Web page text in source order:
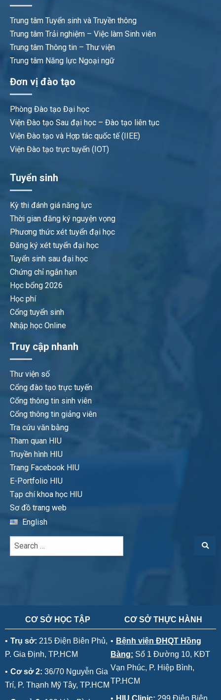
Trung tâm Tuyển sinh và Truyền thông
Trung tâm Trải nghiệm – Việc làm Sinh viên
Trung tâm Thông tin – Thư viện
Trung tâm Năng lực Ngoại ngữ
Đơn vị đào tạo
Phòng Đào tạo Đại học
Viện Đào tạo Sau đại học – Đào tạo liên tục
Viện Đào tạo và Hợp tác quốc tế (IIEE)
Viện Đào tạo trực tuyến (IOT)
Tuyển sinh
Kỳ thi đánh giá năng lực
Thời gian đăng ký nguyện vọng
Phương thức xét tuyển đại học
Đăng ký xét tuyển đại học
Tuyển sinh sau đại học
Chứng chỉ ngắn hạn
Học bổng 2026
Học phí
Cổng tuyển sinh
Nhập học Online
Truy cập nhanh
Thư viện số
Cổng đào tạo trực tuyến
Cổng thông tin sinh viên
Cổng thông tin giảng viên
Tra cứu văn bằng
Tham quan HIU
Truyền hình HIU
Trang Facebook HIU
E-Portfolio HIU
Tạp chí khoa học HIU
Sơ đồ trang web
English
CƠ SỞ HỌC TẬP
• Trụ sở: 215 Điện Biên Phủ,
P. Gia Định, TP.HCM
• Cơ sở 2: 36/70 Nguyễn Gia
Trí, P. Thạnh Mỹ Tây, TP.HCM
CƠ SỞ THỰC HÀNH
• Bệnh viện ĐHQT Hồng
Bàng: Số 1 Đường 10, KĐT
Vạn Phúc, P. Hiệp Bình,
TP.HCM
• HIU Clinic: 299 Điện Biên